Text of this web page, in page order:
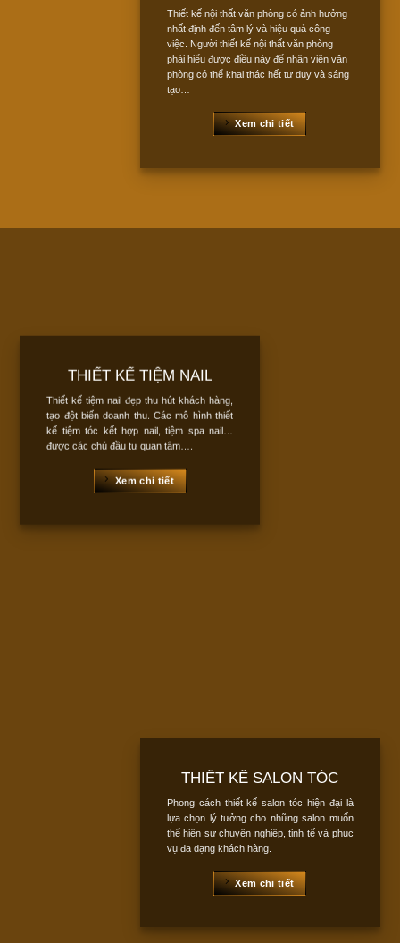
Thiết kế nội thất văn phòng có ảnh hưởng
nhất định đến tâm lý và hiệu quả công
việc. Người thiết kế nội thất văn phòng
phải hiểu được điều này để nhân viên văn
phòng có thể khai thác hết tư duy và sáng
tạo…
Xem chi tiết
THIẾT KẾ TIỆM NAIL
Thiết kế tiệm nail đẹp thu hút khách hàng,
tạo đột biến doanh thu. Các mô hình thiết
kế tiệm tóc kết hợp nail, tiệm spa nail…
được các chủ đầu tư quan tâm….
Xem chi tiết
THIẾT KẾ SALON TÓC
Phong cách thiết kế salon tóc hiện đại là
lựa chọn lý tưởng cho những salon muốn
thể hiện sự chuyên nghiệp, tinh tế và phục
vụ đa dạng khách hàng.
Xem chi tiết